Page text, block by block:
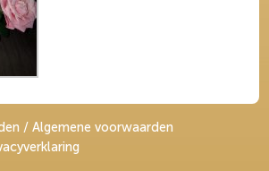
/ Algemene voorwaarden